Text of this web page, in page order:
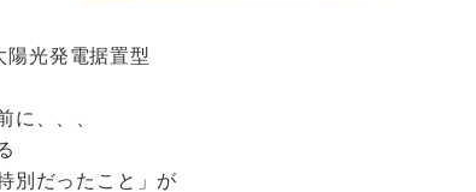
光発電据置型
に、、、
別だったこと」が